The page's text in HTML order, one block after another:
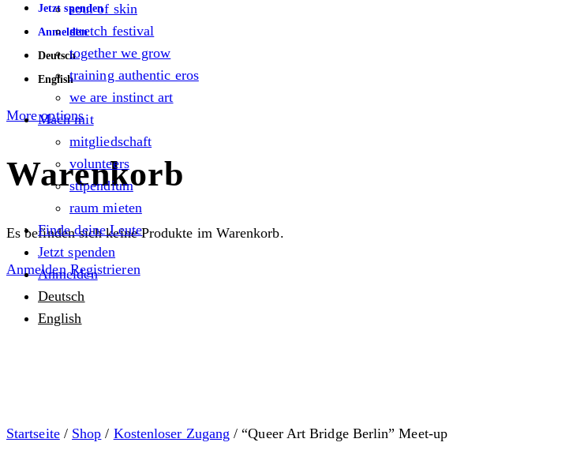
Jetzt spenden
Anmelden
Deutsch
English
More options
Warenkorb
Es befinden sich keine Produkte im Warenkorb.
Anmelden Registrieren
soul of skin
stretch festival
together we grow
training authentic eros
we are instinct art
Mach mit
mitgliedschaft
volunteers
stipendium
raum mieten
Finde deine Leute
Jetzt spenden
Anmelden
Deutsch
English
Startseite/ Shop / Kostenloser Zugang / “Queer Art Bridge Berlin” Meet-up